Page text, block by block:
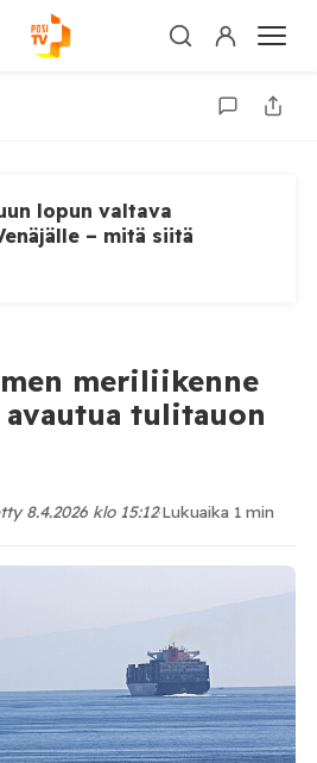
lopun valtava
– mitä siitä
meriliikenne
tulitauon
8.4.2026 klo 15:12·Lukuaika 1 min